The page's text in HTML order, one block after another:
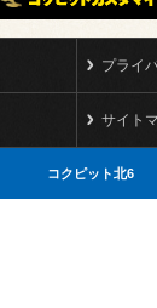
プライ
サイト
コクピット北6